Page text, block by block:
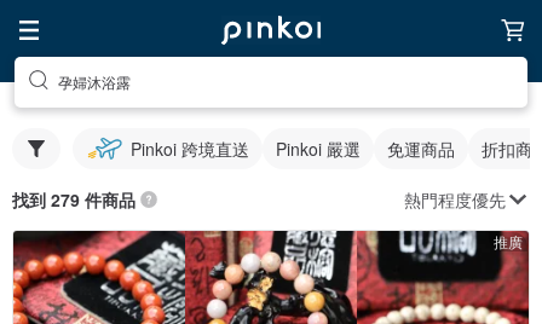
孕婦沐浴露
Pinkoi 跨境直送 Pinkoi 嚴選 免運商品 折扣商
找到 279 件商品 熱門程度優先
推廣